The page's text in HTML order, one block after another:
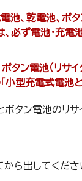
池、乾電池、ボ
必ず電池・充電
タン電池（リサ
小型充電式電池
タン電池のリサ
から出してくださ